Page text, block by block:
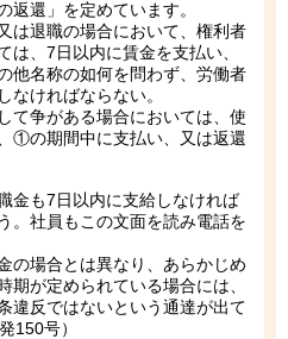
返還」を定めています。
は退職の場合において、権利者
は、7日以内に賃金を支払い、
他名称の如何を問わず、労働者
なければならない。
争がある場合においては、使
①の期間中に支払い、又は返還
金も7日以内に支給しなければ
。社員もこの文面を読み電話を
の場合とは異なり、あらかじめ
期が定められている場合には、
違反ではないという通達が出て
150号）